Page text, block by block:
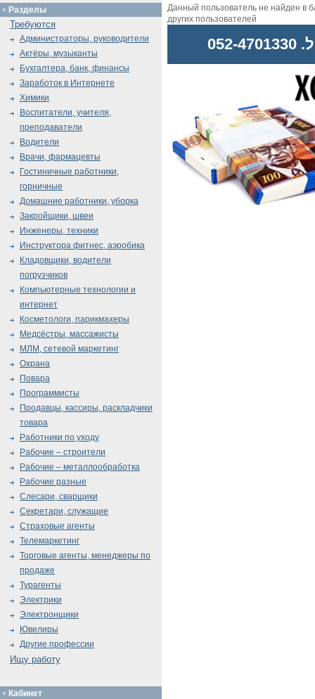
Данный пользователь не найден в
других пользователей
Разделы
Требуются
Администраторы, руководители
Актёры, музыканты
Бухгалтера, банк, финансы
Заработок в Интернете
Химики
Воспитатели, учителя,
преподаватели
Водители
Врачи, фармацевты
Гостиничные работники,
горничные
Домашние работники, уборка
Закройщики, швеи
Инженеры, техники
Инструктора фитнес, аэробика
Кладовщики, водители
погрузчиков
Компьютерные технологии и
интернет
Косметологи, парикмахеры
Медсёстры, массажисты
МЛМ, сетевой маркетинг
Охрана
Повара
Программисты
Продавцы, кассиры, раскладчики
товара
Работники по уходу
Рабочие – строители
Рабочие – металлообработка
Рабочие разные
Слесари, сварщики
Секретари, служащие
Страховые агенты
Телемаркетинг
Торговые агенты, менеджеры по
продаже
Турагенты
Электрики
Электронщики
Ювелиры
Другие профессии
Ищу работу
Кабинет